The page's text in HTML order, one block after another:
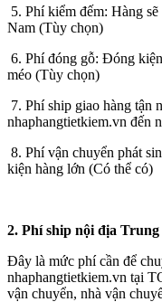
5. Phí kiểm đếm: Hàng
Nam (Tùy chọn)
6. Phí đóng gỗ: Đóng
méo (Tùy chọn)
7. Phí ship giao hàng tận
nhaphangtietkiem.vn đến
8. Phí vận chuyển phát
kiện hàng lớn (Có thể có)
2. Phí ship nội địa Trung
Đây là mức phí cần để
nhaphangtietkiem.vn tại
vận chuyển, nhà vận